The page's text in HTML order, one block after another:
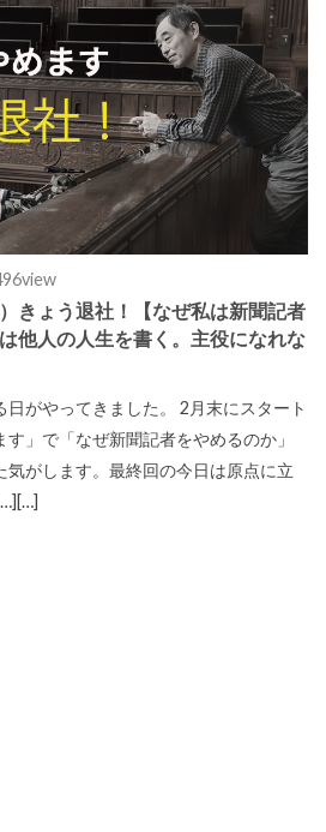
きょう退社！【なぜ私は新聞記者
他人の人生を書く。主役になれな
がやってきました。 2月末にスタート
」で「なぜ新聞記者をやめるのか」
気がします。最終回の今日は原点に立